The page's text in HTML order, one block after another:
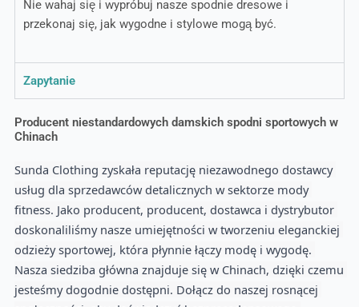
Nie wahaj się i wypróbuj nasze spodnie dresowe i
przekonaj się, jak wygodne i stylowe mogą być.
Zapytanie
Producent niestandardowych damskich spodni sportowych w
Chinach
Sunda Clothing zyskała reputację niezawodnego dostawcy
usług dla sprzedawców detalicznych w sektorze mody
fitness. Jako producent, producent, dostawca i dystrybutor
doskonaliliśmy nasze umiejętności w tworzeniu eleganckiej
odzieży sportowej, która płynnie łączy modę i wygodę.
Nasza siedziba główna znajduje się w Chinach, dzięki czemu
jesteśmy dogodnie dostępni. Dołącz do naszej rosnącej